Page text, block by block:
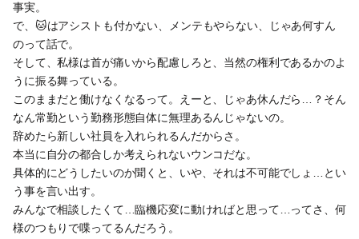
事実。
で、🐱はアシストも付かない、メンテもやらない、じゃあ何すん
のって話で。
そして、私様は首が痛いから配慮しろと、当然の権利であるかのよ
うに振る舞っている。
このままだと働けなくなるって。えーと、じゃあ休んだら…？そん
なん常勤という勤務形態自体に無理あるんじゃないの。
辞めたら新しい社員を入れられるんだからさ。
本当に自分の都合しか考えられないウンコだな。
具体的にどうしたいのか聞くと、いや、それは不可能でしょ…とい
う事を言い出す。
みんなで相談したくて…臨機応変に動ければと思って…ってさ、何
様のつもりで喋ってるんだろう。